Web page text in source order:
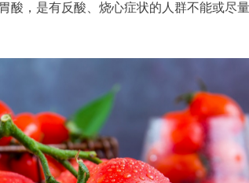
酸，是有反酸、烧心症状的人群不能或尽